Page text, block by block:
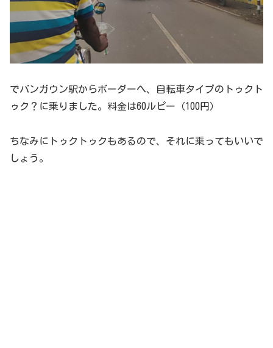
でバンガウン駅からボーダーへ、自転車タイプのトゥクト
ゥク？に乗りました。料金は60ルピー（100円）
ちなみにトゥクトゥクもあるので、それに乗ってもいいで
しょう。